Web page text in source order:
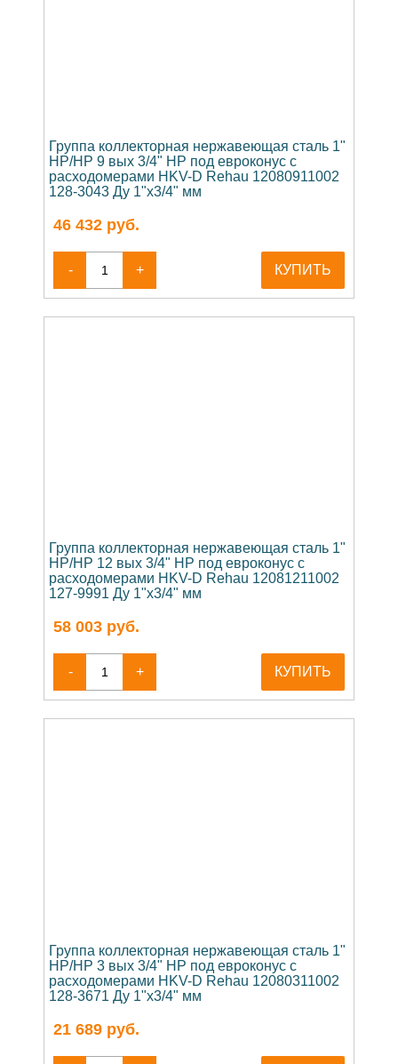
Группа коллекторная нержавеющая сталь 1"
НР/НР 9 вых 3/4" НР под евроконус с
расходомерами HKV-D Rehau 12080911002
128-3043 Ду 1"х3/4" мм
46 432 руб.
- + КУПИТЬ
Группа коллекторная нержавеющая сталь 1"
НР/НР 12 вых 3/4" НР под евроконус с
расходомерами HKV-D Rehau 12081211002
127-9991 Ду 1"x3/4" мм
58 003 руб.
- + КУПИТЬ
Группа коллекторная нержавеющая сталь 1"
НР/НР 3 вых 3/4" НР под евроконус с
расходомерами HKV-D Rehau 12080311002
128-3671 Ду 1"х3/4" мм
21 689 руб.